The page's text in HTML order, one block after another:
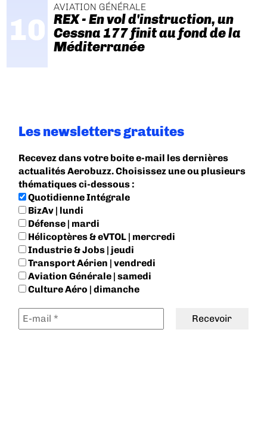
AVIATION GÉNÉRALE
REX - En vol d'instruction, un
Cessna 177 finit au fond de la
Méditerranée
Les newsletters gratuites
Recevez dans votre boite e-mail les dernières
actualités Aerobuzz. Choisissez une ou plusieurs
thématiques ci-dessous :
Quotidienne Intégrale
BizAv | lundi
Défense | mardi
Hélicoptères & eVTOL | mercredi
Industrie & Jobs | jeudi
Transport Aérien | vendredi
Aviation Générale | samedi
Culture Aéro | dimanche